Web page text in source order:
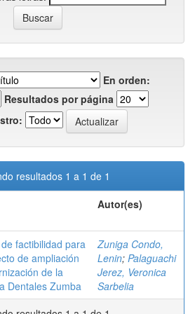
En orden:
Resultados por página
resultados 1 a 1 de 1
Autor(es)
factibilidad para
de ampliación
de la
Dentales Zumba
Zuniga Condo,
Lenin; Palaguachi
Jerez, Veronica
Sarbelia